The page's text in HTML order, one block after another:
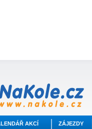
AKCÍ ZÁJEZDY